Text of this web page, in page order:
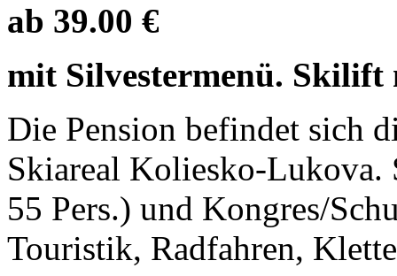
ab 39.00 €
mit Silvestermenü. Skilift
Die Pension befindet sich
Skiareal Koliesko-Lukova.
55 Pers.) und Kongres/
Touristik, Radfahren,